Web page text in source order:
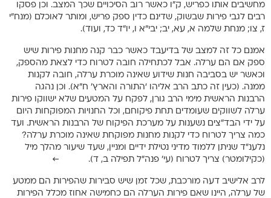
מחשיבים אותו כפריש, ק”ו כאשר רוב הסיכויים שכך המצב. וכן פסקו
רבים לגבי פירות שבשוק, שדינם כדין ספק פריש, ומותר לאוכלם (מנח”י
ז, צו; מנחת שלמה א, עא, יב; יבי”א ו, יו”ד כד, ועוד).
אמנם כל זה למצב של בדיעבד כאשר כבר קנה מחנות פירות שיש
ספק אם הם ערלה. אבל לכתחילה חובה לטרוח כדי לצאת מהספק,
וכאשר יש בסביבה חנות שידוע שאינה מוכרת ערלה, חובה לקנות
ממנה. (כעין זה כתב הרב אליהו ‘התורה והארץ’ ח”א). וכן נהגה
הרבנות הראשית מימי הרב גורן, לפקח על המטעים שלא ישווקו פירות
ערלה לשווקים שעומדים תחת פיקוחם, וכל החנויות המפוקחות היום
על ידי הבד”צים נשענות על מערכת הפיקוח של הרבנות הראשית. ועד
כמה צריך לטרוח כדי לקנות מחנות מפוקחת שאינה מוכרת ערלה?
נלענ”ד שניתן ללמוד מדיני נטילת ידיים ומניין, שעד שיעור מהלך מיל
(כקילומטר) צריך לטרוח (עי’ פנה”ל תפילה ב, ד). ←
לרב אלישיב דעה מורכבת, שכל זמן שיש סבירות שהפירות הם ממטע
של ערלה, היינו שאם פירות הערלה הם כחמישה אחוז מכלל הפירות